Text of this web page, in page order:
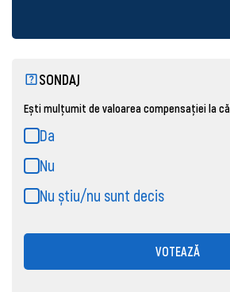
SONDAJ
Ești mulțumit de valoarea compensației la
Da
Nu
Nu știu/nu sunt decis
VOTEAZĂ